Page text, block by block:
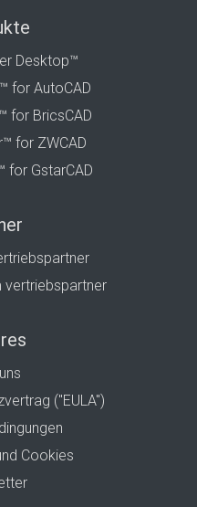
Desktop™
for AutoCAD
for BricsCAD
for ZWCAD
for GstarCAD
vertriebspartner
("EULA")
Cookies